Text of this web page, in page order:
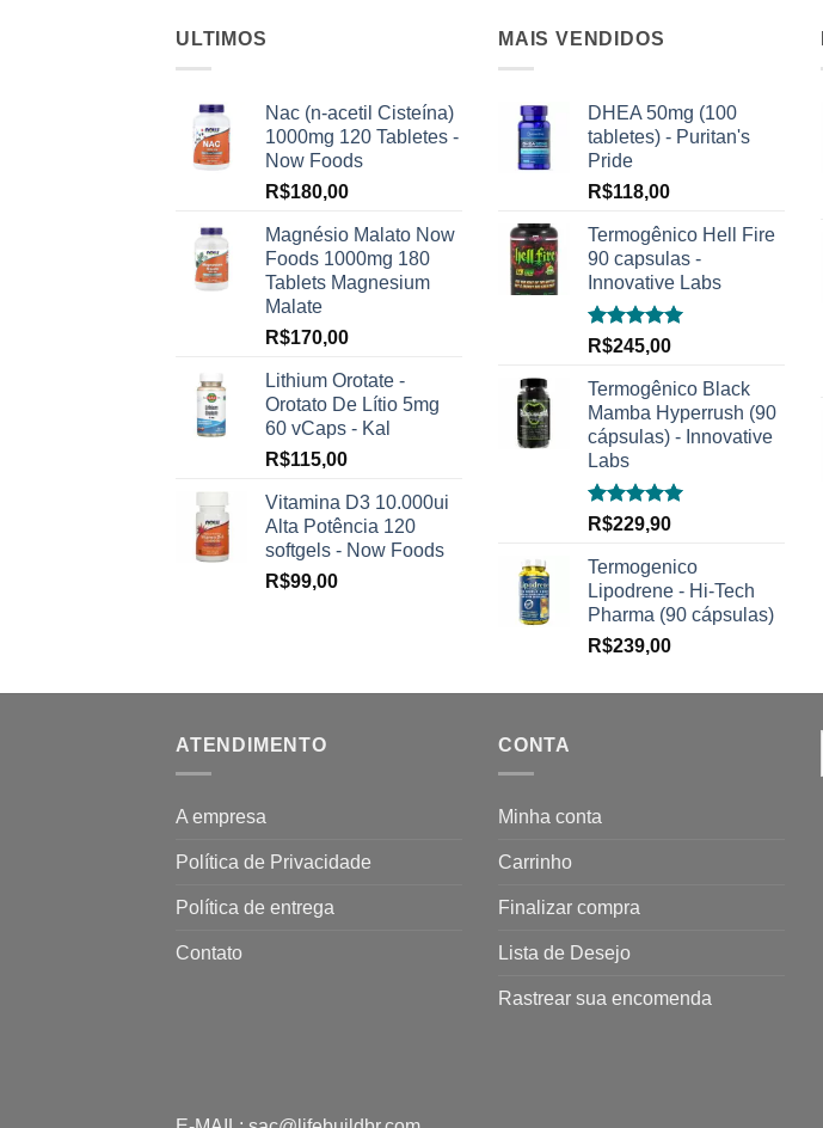
ULTIMOS
Nac (n-acetil Cisteína)
1000mg 120 Tabletes -
Now Foods
R$180,00
Magnésio Malato Now
Foods 1000mg 180
Tablets Magnesium
Malate
R$170,00
Lithium Orotate -
Orotato De Lítio 5mg
60 vCaps - Kal
R$115,00
Vitamina D3 10.000ui
Alta Potência 120
softgels - Now Foods
R$99,00
MAIS VENDIDOS
DHEA 50mg (100
tabletes) - Puritan's
Pride
R$118,00
Termogênico Hell Fire
90 capsulas -
Innovative Labs
Avaliação
R$245,00
Termogênico Black
Mamba Hyperrush (90
cápsulas) - Innovative
Labs
Avaliação
R$229,90
Termogenico
Lipodrene - Hi-Tech
Pharma (90 cápsulas)
R$239,00
ATENDIMENTO
A empresa
Política de Privacidade
Política de entrega
Contato
CONTA
Minha conta
Carrinho
Finalizar compra
Lista de Desejo
Rastrear sua encomenda